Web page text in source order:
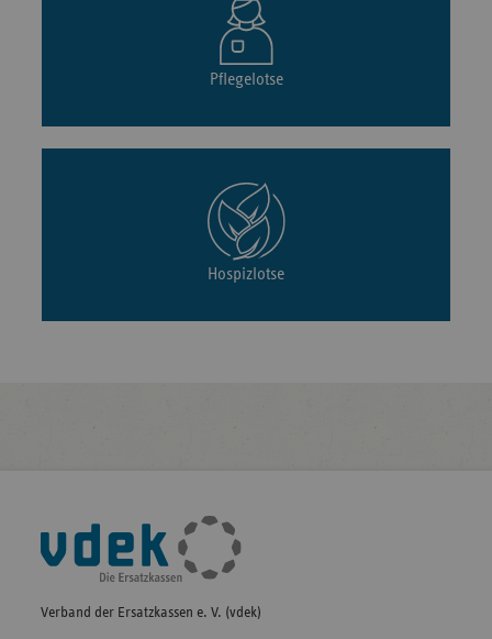
Pflegelotse
Hospizlotse
Fußleisten-
Navigation
Verband der Ersatzkassen e. V. (vdek)